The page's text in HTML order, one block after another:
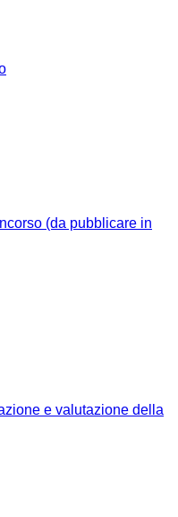
(da pubblicare in
e valutazione della